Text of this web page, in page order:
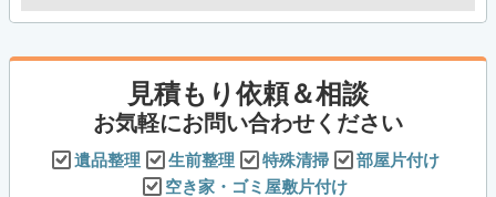
見積もり依頼＆相談
お気軽にお問い合わせください
遺品整理 生前整理 特殊清掃
部屋片付け
空き家・ゴミ屋敷片付け